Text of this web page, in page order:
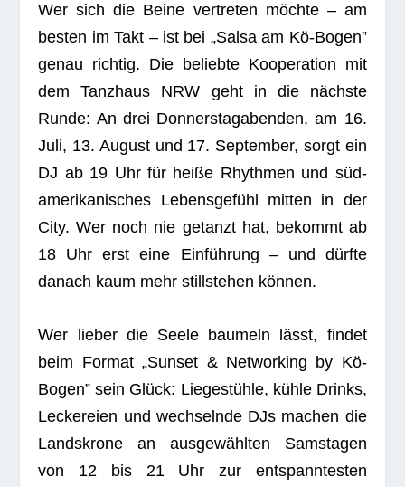
Wer sich die Beine ver­tre­ten möchte – am
bes­ten im Takt – ist bei „Salsa am Kö-Bogen”
genau rich­tig. Die beliebte Koope­ra­tion mit
dem Tanz­haus NRW geht in die nächste
Runde: An drei Don­ners­tag­aben­den, am 16.
Juli, 13. August und 17. Sep­tem­ber, sorgt ein
DJ ab 19 Uhr für heiße Rhyth­men und süd­
ame­ri­ka­ni­sches Lebens­ge­fühl mit­ten in der
City. Wer noch nie getanzt hat, bekommt ab
18 Uhr erst eine Ein­füh­rung – und dürfte
danach kaum mehr still­ste­hen können.
Wer lie­ber die Seele bau­meln lässt, fin­det
beim For­mat „Sun­set & Net­wor­king by Kö-
Bogen” sein Glück: Lie­ge­stühle, kühle Drinks,
Lecke­reien und wech­selnde DJs machen die
Lands­krone an aus­ge­wähl­ten Sams­ta­gen
von 12 bis 21 Uhr zur ent­spann­tes­ten